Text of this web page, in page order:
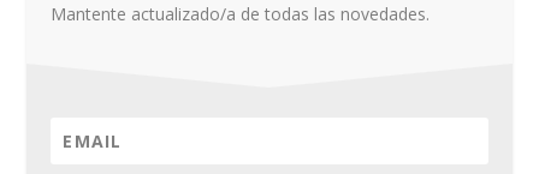
Mantente actualizado/a de todas las novedades.